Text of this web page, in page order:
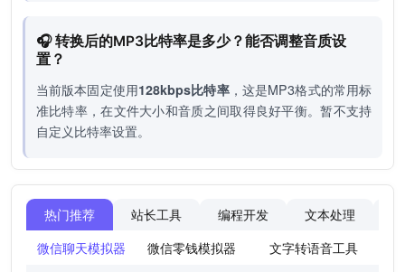
🎧 转换后的MP3比特率是多少？能否调整音质设
置？
当前版本固定使用128kbps比特率，这是MP3格式的常用标
准比特率，在文件大小和音质之间取得良好平衡。暂不支持
自定义比特率设置。
热门推荐 站长工具 编程开发 文本处理
微信聊天模拟器
微信零钱模拟器 文字转语音工具